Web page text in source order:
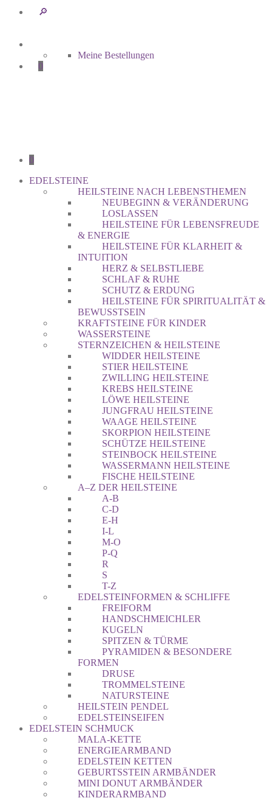
🔎︎
Meine Bestellungen
0
0
EDELSTEINE
HEILSTEINE NACH LEBENSTHEMEN
NEUBEGINN & VERÄNDERUNG
LOSLASSEN
HEILSTEINE FÜR LEBENSFREUDE
& ENERGIE
HEILSTEINE FÜR KLARHEIT &
INTUITION
HERZ & SELBSTLIEBE
SCHLAF & RUHE
SCHUTZ & ERDUNG
HEILSTEINE FÜR SPIRITUALITÄT &
BEWUSSTSEIN
KRAFTSTEINE FÜR KINDER
WASSERSTEINE
STERNZEICHEN & HEILSTEINE
WIDDER HEILSTEINE
STIER HEILSTEINE
ZWILLING HEILSTEINE
KREBS HEILSTEINE
LÖWE HEILSTEINE
JUNGFRAU HEILSTEINE
WAAGE HEILSTEINE
SKORPION HEILSTEINE
SCHÜTZE HEILSTEINE
STEINBOCK HEILSTEINE
WASSERMANN HEILSTEINE
FISCHE HEILSTEINE
A–Z DER HEILSTEINE
A-B
C-D
E-H
I-L
M-O
P-Q
R
S
T-Z
EDELSTEINFORMEN & SCHLIFFE
FREIFORM
HANDSCHMEICHLER
KUGELN
SPITZEN & TÜRME
PYRAMIDEN & BESONDERE
FORMEN
DRUSE
TROMMELSTEINE
NATURSTEINE
HEILSTEIN PENDEL
EDELSTEINSEIFEN
EDELSTEIN SCHMUCK
MALA-KETTE
ENERGIEARMBAND
EDELSTEIN KETTEN
GEBURTSSTEIN ARMBÄNDER
MINI DONUT ARMBÄNDER
KINDERARMBAND